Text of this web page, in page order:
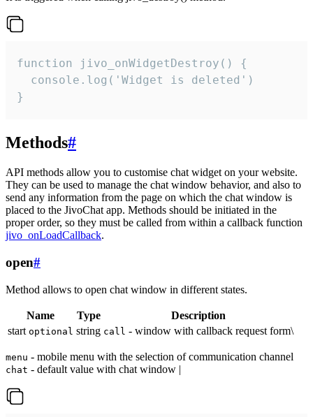
function jivo_onWidgetDestroy() {
  console.log('Widget is deleted')
}
Methods#
API methods allow you to customise chat widget on your website.
They can be used to manage the chat window behavior, and also to
send any information from the page on which the chat window is
placed to the JivoChat app. Methods should be initiated in the
proper order, so they must be called from within a callback function
jivo_onLoadCallback.
open#
Method allows to open chat window in different states.
Name Type
Description
start optional string call - window with callback request form\
menu - mobile menu with the selection of communication channel
chat - default value with chat window |